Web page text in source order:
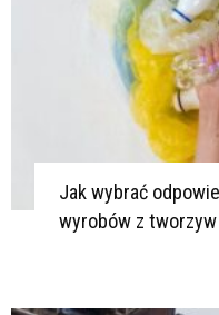
Jak wybrać
wyrobów z